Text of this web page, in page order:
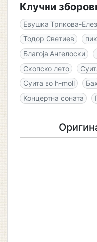
Клучни
Евушка Трпкова-
Тодор Светиев
Благоја Ангелоски
Скопско лето
Суита во h-moll
Бах
Концертна соната